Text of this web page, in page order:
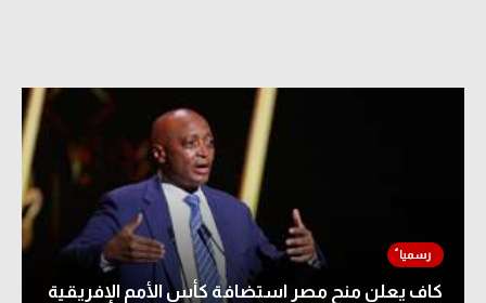
كاف يعلن منح مصر استضافة كأس الأمم الإفريقية